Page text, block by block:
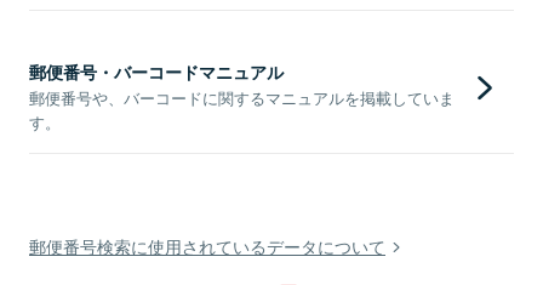
郵便番号・バーコードマニュアル
郵便番号や、バーコードに関するマニュアルを掲載していま
す。
郵便番号検索に使用されているデータについて